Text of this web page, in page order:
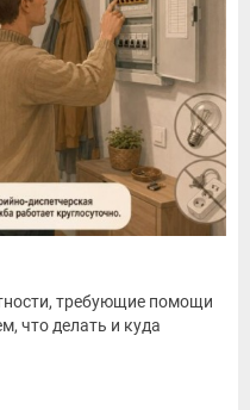
требующие помощи
что делать и куда